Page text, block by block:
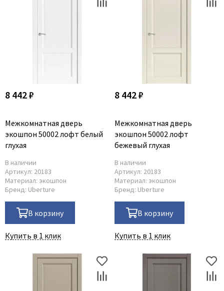
8 442 ₽
Межкомнатная дверь
экошпон 50002 лофт белый
глухая
В наличии
Артикул: 20183
Материал: экошпон
Бренд: Uberture
В корзину
Купить в 1 клик
8 442 ₽
Межкомнатная дверь
экошпон 50002 лофт
бежевый глухая
В наличии
Артикул: 20183
Материал: экошпон
Бренд: Uberture
В корзину
Купить в 1 клик